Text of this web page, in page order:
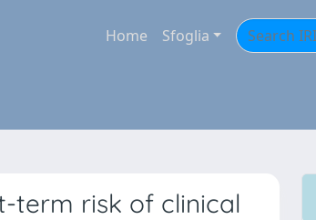
Home Sfoglia
term risk of clinical